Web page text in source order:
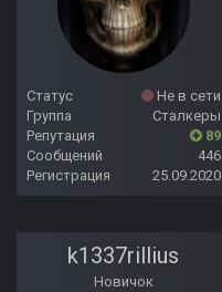
Статус
Не в сети
Группа
Сталкеры
Репутация
89
Сообщений
446
Регистрация
25.09.2020
k1337rillius
Новичок